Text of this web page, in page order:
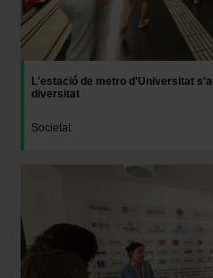
L'estació de metro d'Universitat
diversitat
Societat